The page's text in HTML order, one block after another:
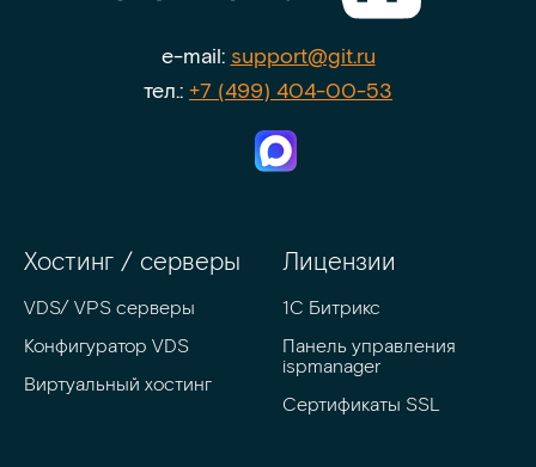
e-mail: support@git.ru
тел.: +7 (499) 404-00-53
Хостинг / серверы
VDS/ VPS серверы
Конфигуратор VDS
Виртуальный хостинг
Лицензии
1С Битрикс
Панель управления
ispmanager
Сертификаты SSL